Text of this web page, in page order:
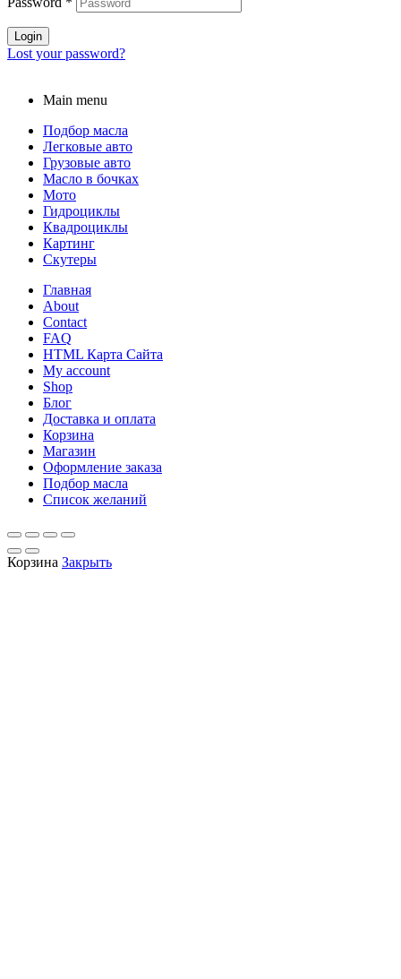
Login
Lost your password?
Main menu
Подбор масла
Легковые авто
Грузовые авто
Масло в бочках
Мото
Гидроциклы
Квадроциклы
Картинг
Скутеры
Главная
About
Contact
FAQ
HTML Карта Сайта
My account
Shop
Блог
Доставка и оплата
Корзина
Магазин
Оформление заказа
Подбор масла
Список желаний
Корзина Закрыть